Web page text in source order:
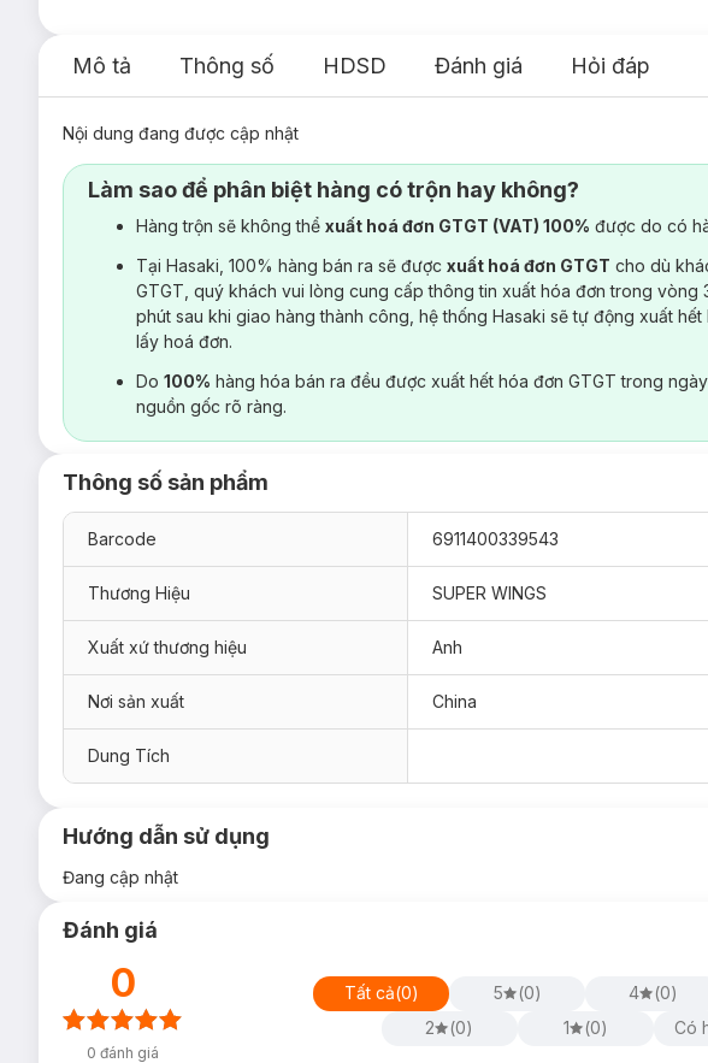
Mô tả Thông số HDSD Đánh giá Hỏi đáp
Nội dung đang được cập nhật
Làm sao để phân biệt hàng có trộn hay không?
Hàng trộn sẽ không thể xuất hoá đơn GTGT (VAT) 100% được do có
Tại Hasaki, 100% hàng bán ra sẽ được xuất hoá đơn GTGT cho dù
GTGT, quý khách vui lòng cung cấp thông tin xuất hóa đơn trong
phút sau khi giao hàng thành công, hệ thống Hasaki sẽ tự động xuất
lấy hoá đơn.
Do 100% hàng hóa bán ra đều được xuất hết hóa đơn GTGT trong
nguồn gốc rõ ràng.
Thông số sản phẩm
Barcode 6911400339543
Thương Hiệu SUPER WINGS
Xuất xứ thương hiệu Anh
Nơi sản xuất China
Dung Tích
Hướng dẫn sử dụng
Đang cập nhật
Đánh giá
0
0 đánh giá
Tất cả(0) 5 (0) 4 (0)
2
(0) 1 (0) Có